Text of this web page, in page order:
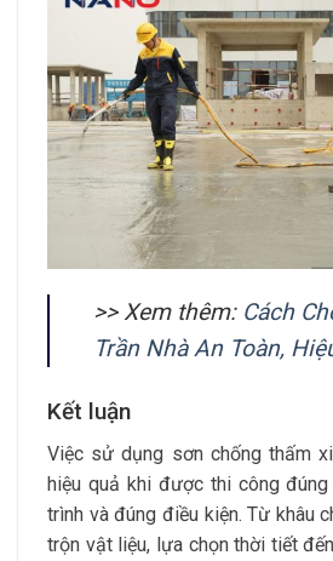
>> Xem thêm: Cách
Trần Nhà An Toàn,
Kết luận
Việc sử dụng sơn chống thấm
hiệu quả khi được thi công
trình và đúng điều kiện. Từ khâu
trộn vật liệu, lựa chọn thời tiết